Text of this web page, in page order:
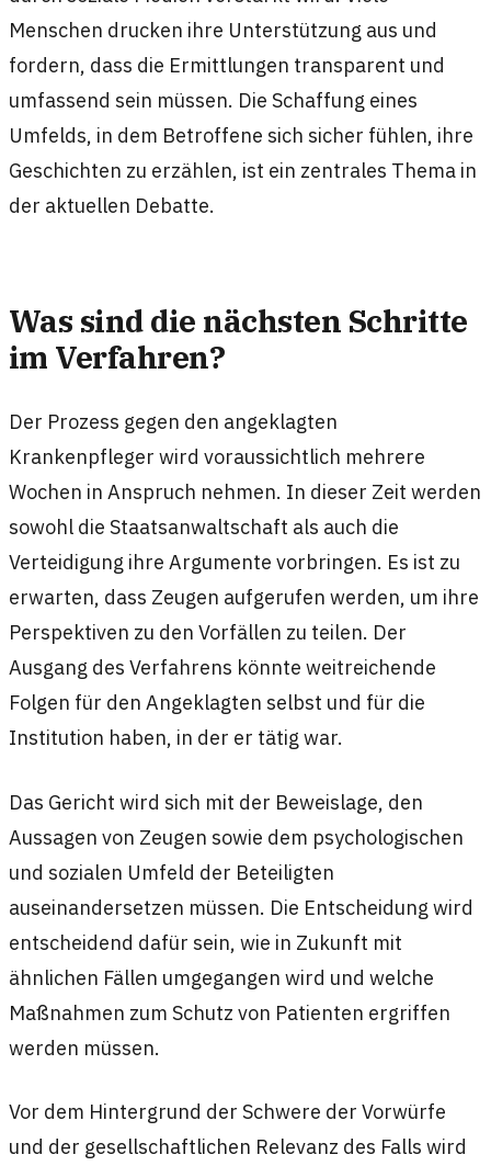
Menschen drucken ihre Unterstützung aus und
fordern, dass die Ermittlungen transparent und
umfassend sein müssen. Die Schaffung eines
Umfelds, in dem Betroffene sich sicher fühlen, ihre
Geschichten zu erzählen, ist ein zentrales Thema in
der aktuellen Debatte.
Was sind die nächsten Schritte
im Verfahren?
Der Prozess gegen den angeklagten
Krankenpfleger wird voraussichtlich mehrere
Wochen in Anspruch nehmen. In dieser Zeit werden
sowohl die Staatsanwaltschaft als auch die
Verteidigung ihre Argumente vorbringen. Es ist zu
erwarten, dass Zeugen aufgerufen werden, um ihre
Perspektiven zu den Vorfällen zu teilen. Der
Ausgang des Verfahrens könnte weitreichende
Folgen für den Angeklagten selbst und für die
Institution haben, in der er tätig war.
Das Gericht wird sich mit der Beweislage, den
Aussagen von Zeugen sowie dem psychologischen
und sozialen Umfeld der Beteiligten
auseinandersetzen müssen. Die Entscheidung wird
entscheidend dafür sein, wie in Zukunft mit
ähnlichen Fällen umgegangen wird und welche
Maßnahmen zum Schutz von Patienten ergriffen
werden müssen.
Vor dem Hintergrund der Schwere der Vorwürfe
und der gesellschaftlichen Relevanz des Falls wird